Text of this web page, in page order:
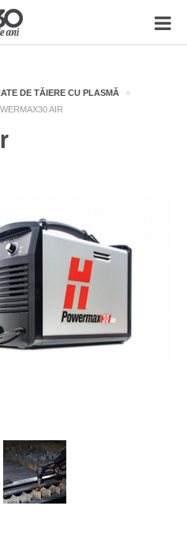
DE TĂIERE CU PLASMĂ
»
AIR